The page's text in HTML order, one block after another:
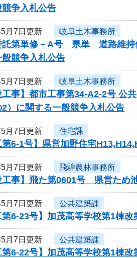
競争入札公告
月7日更新 岐阜土木事務所
託第単修－A号 県単 道路維持
競争入札公告
月7日更新 岐阜土木事務所
工事】都市工事第34-A2-2号
2）に関する一般競争入札公告
月7日更新 住宅課
第6-1号】県営加野住宅
月7日更新 飛騨農林事務所
工事】飛た第0601号 県営た
月7日更新 公共建築課
第6-23号】加茂高等学校第1棟
月7日更新 公共建築課
第6-22号】加茂高等学校第1棟